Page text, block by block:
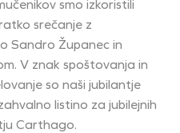
smo izkoristili
srečanje z
Sandro Županec in
V znak spoštovanja in
so naši jubilantje
listino za jubilejnih
Carthago.